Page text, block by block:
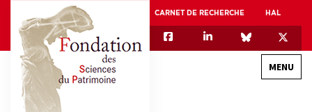
CARNET DE RECHERCHE HAL
MENU